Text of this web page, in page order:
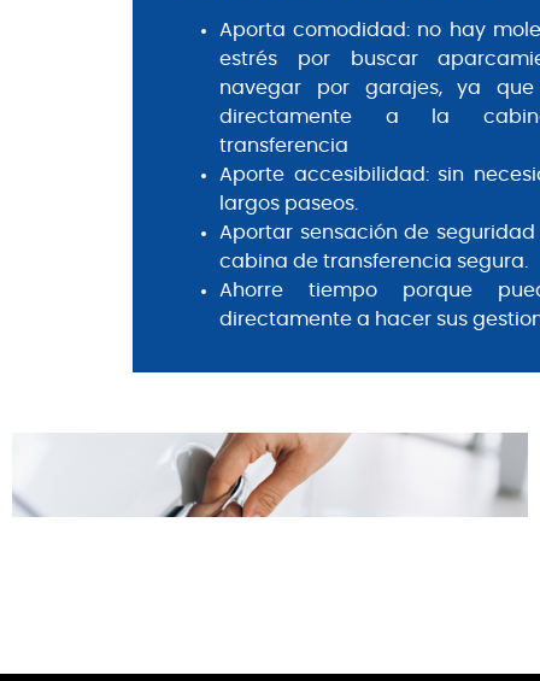
Aporta comodidad: no hay
estrés por buscar
navegar por garajes, ya que
directamente a la
transferencia
Aporte accesibilidad: sin
largos paseos.
Aportar sensación de
cabina de transferencia segura.
Ahorre tiempo porque
directamente a hacer sus